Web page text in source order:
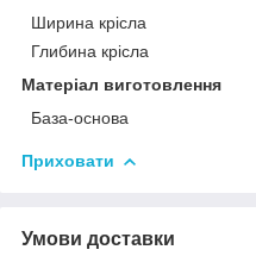
Ширина крісла
Глибина крісла
Матеріал виготовлення
База-основа
Приховати
Умови доставки